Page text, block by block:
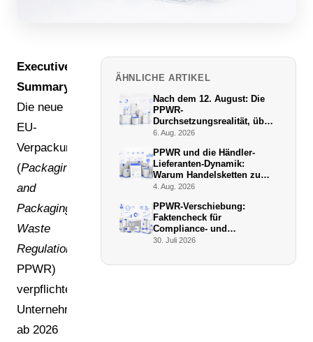
Executive
Summary:
Die neue
EU-
Verpackungsverordnung
(Packaging
and
Packaging
Waste
Regulation
PPWR)
verpflichtet
Unternehmen
ab 2026
ÄHNLICHE ARTIKEL
Nach dem 12. August: Die
PPWR-
Durchsetzungsrealität, über
die niemand schreibt
6. Aug. 2026
PPWR und die Händler-
Lieferanten-Dynamik:
Warum Handelsketten zu
De-facto-Vollstreckern
4. Aug. 2026
PPWR-Verschiebung:
Faktencheck für
Compliance- und
Verpackungsmanager (Juli
30. Juli 2026